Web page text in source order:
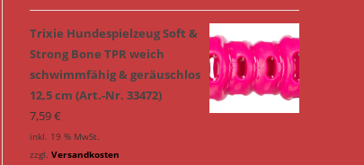
Trixie Hundespielzeug Soft &
Strong Bone TPR weich
schwimmfähig & geräuschlos
12,5 cm (Art.-Nr. 33472)
7,59€
inkl. 19 % MwSt.
zzgl. Versandkosten